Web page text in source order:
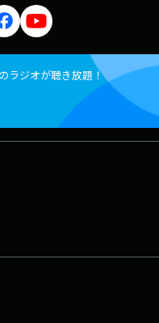
ラジオが聴き放題！